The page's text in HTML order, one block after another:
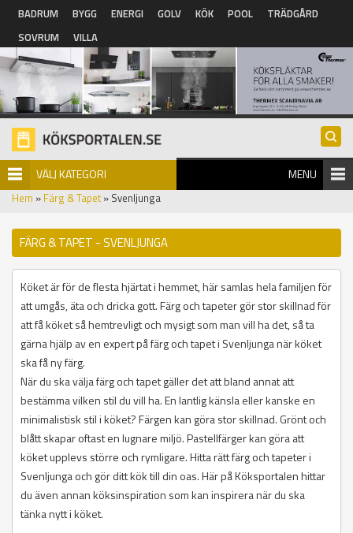
Hoppa till huvudinnehåll
BADRUM BYGG ENERGI GOLV KÖK POOL
TRÄDGÅRD
SOVRUM
VILLA
VÄLJ KATEGORI MENU
Hem » Färg & Tapet» Svenljunga
FÄRG & TAPET - SVENLJUNGA
Köket är för de flesta hjärtat i hemmet, här samlas hela familjen för
att umgås, äta och dricka gott. Färg och tapeter gör stor skillnad för
att få köket så hemtrevligt och mysigt som man vill ha det, så ta
gärna hjälp av en expert på färg och tapet i Svenljunga när köket
ska få ny färg.
När du ska välja färg och tapet gäller det att bland annat att
bestämma vilken stil du vill ha. En lantlig känsla eller kanske en
minimalistisk stil i köket? Färgen kan göra stor skillnad. Grönt och
blått skapar oftast en lugnare miljö. Pastellfärger kan göra att
köket upplevs större och rymligare. Hitta rätt färg och tapeter i
Svenljunga och gör ditt kök till din oas. Här på Köksportalen hittar
du även annan köksinspiration som kan inspirera när du ska
tänka nytt i köket.